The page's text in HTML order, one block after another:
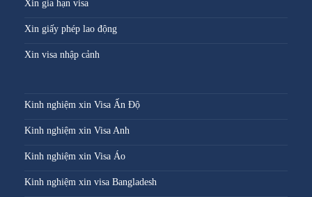
Xin gia hạn visa
Xin giấy phép lao động
Xin visa nhập cảnh
Kinh nghiệm xin Visa Ấn Độ
Kinh nghiệm xin Visa Anh
Kinh nghiệm xin Visa Áo
Kinh nghiệm xin visa Bangladesh